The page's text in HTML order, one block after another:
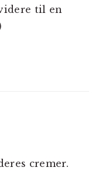
til en
cremer.